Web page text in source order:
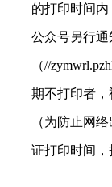
的打印时间
公众号另行
（//
期不打印者
（为防止网
证打印时间，